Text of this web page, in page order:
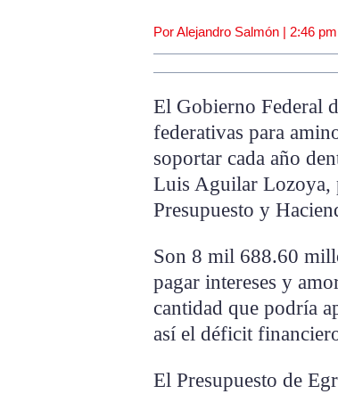
Por Alejandro Salmón | 2:46 pm
El Gobierno Federal
federativas para
soportar cada año
Luis Aguilar Lozoya,
Presupuesto y
Son 8 mil 688.60
pagar intereses y
cantidad que podría
así el déficit
El Presupuesto de